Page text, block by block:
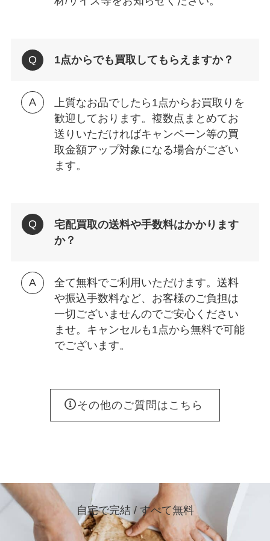
1点からでも買取してもらえますか？
上質なお品でしたら1点からお買取りを
歓迎しております。複数点まとめてお
送りいただければキャンペーン等の買
取金額アップ対象になる場合がござい
ます。
宅配買取の送料や手数料はかかります
か？
全て無料でご利用いただけます。送料
や振込手数料など、お客様のご負担は
一切ございませんのでご安心ください
ませ。キャンセルも1点から無料で可能
でございます。
その他のご質問はこちら
自宅で完結 / すべて無料